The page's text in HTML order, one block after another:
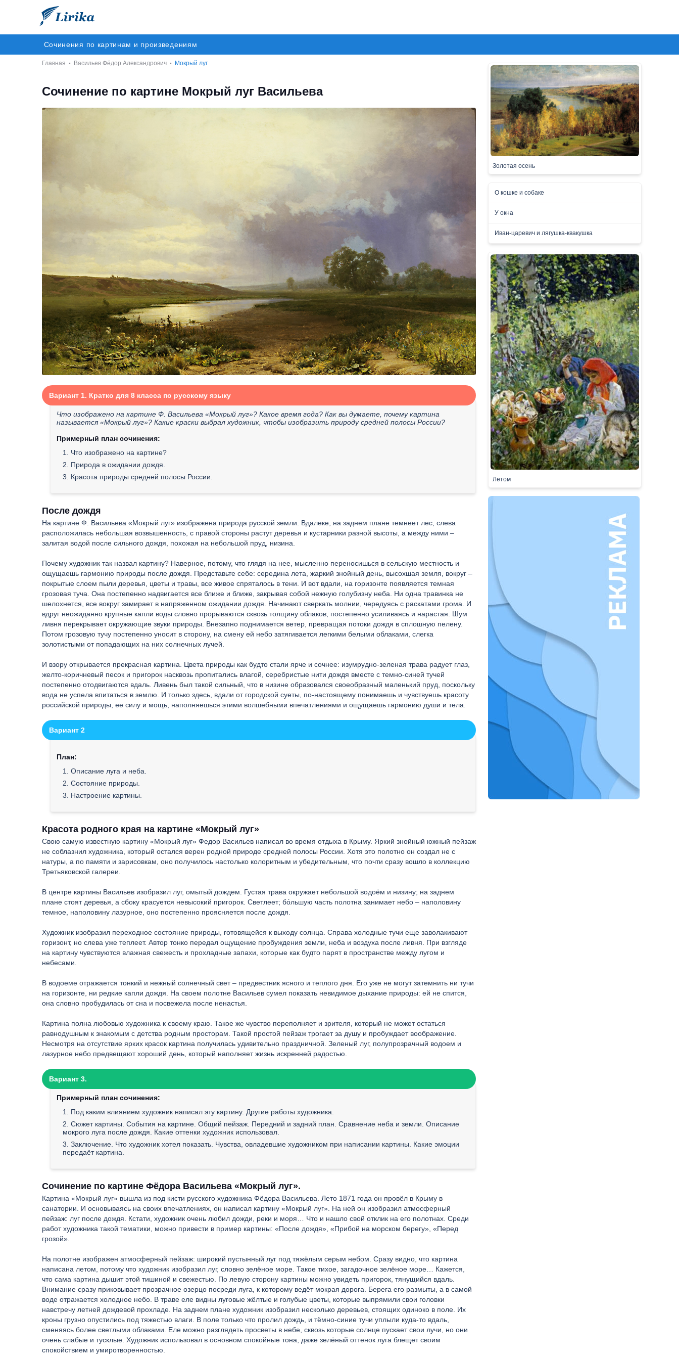
Сочинения по картинам и произведениям
Главная Васильев Фёдор Александрович Мокрый луг
Сочинение по картине Мокрый луг Васильева
Вариант 1. Кратко для 8 класса по русскому языку
Что изображено на картине Ф. Васильева «Мокрый луг»? Какое время года? Как вы думаете, почему картина
называется «Мокрый луг»? Какие краски выбрал художник, чтобы изобразить природу средней полосы России?
Примерный план сочинения:
1. Что изображено на картине?
2. Природа в ожидании дождя.
3. Красота природы средней полосы России.
После дождя
На картине Ф. Васильева «Мокрый луг» изображена природа русской земли. Вдалеке, на заднем плане темнеет лес, слева
расположилась небольшая возвышенность, с правой стороны растут деревья и кустарники разной высоты, а между ними –
залитая водой после сильного дождя, похожая на небольшой пруд, низина.
Почему художник так назвал картину? Наверное, потому, что глядя на нее, мысленно переносишься в сельскую местность и
ощущаешь гармонию природы после дождя. Представьте себе: середина лета, жаркий знойный день, высохшая земля, вокруг –
покрытые слоем пыли деревья, цветы и травы, все живое спряталось в тени. И вот вдали, на горизонте появляется темная
грозовая туча. Она постепенно надвигается все ближе и ближе, закрывая собой нежную голубизну неба. Ни одна травинка не
шелохнется, все вокруг замирает в напряженном ожидании дождя. Начинают сверкать молнии, чередуясь с раскатами грома. И
вдруг неожиданно крупные капли воды словно прорываются сквозь толщину облаков, постепенно усиливаясь и нарастая. Шум
ливня перекрывает окружающие звуки природы. Внезапно поднимается ветер, превращая потоки дождя в сплошную пелену.
Потом грозовую тучу постепенно уносит в сторону, на смену ей небо затягивается легкими белыми облаками, слегка
золотистыми от попадающих на них солнечных лучей.
И взору открывается прекрасная картина. Цвета природы как будто стали ярче и сочнее: изумрудно-зеленая трава радует глаз,
желто-коричневый песок и пригорок насквозь пропитались влагой, серебристые нити дождя вместе с темно-синей тучей
постепенно отодвигаются вдаль. Ливень был такой сильный, что в низине образовался своеобразный маленький пруд, поскольку
вода не успела впитаться в землю. И только здесь, вдали от городской суеты, по-настоящему понимаешь и чувствуешь красоту
российской природы, ее силу и мощь, наполняешься этими волшебными впечатлениями и ощущаешь гармонию души и тела.
Вариант 2
План:
1. Описание луга и неба.
2. Состояние природы.
3. Настроение картины.
Красота родного края на картине «Мокрый луг»
Свою самую известную картину «Мокрый луг» Федор Васильев написал во время отдыха в Крыму. Яркий знойный южный пейзаж
не соблазнил художника, который остался верен родной природе средней полосы России. Хотя это полотно он создал не с
натуры, а по памяти и зарисовкам, оно получилось настолько колоритным и убедительным, что почти сразу вошло в коллекцию
Третьяковской галереи.
В центре картины Васильев изобразил луг, омытый дождем. Густая трава окружает небольшой водоём и низину; на заднем
плане стоят деревья, а сбоку красуется невысокий пригорок. Светлеет; бо́льшую часть полотна занимает небо – наполовину
темное, наполовину лазурное, оно постепенно проясняется после дождя.
Художник изобразил переходное состояние природы, готовящейся к выходу солнца. Справа холодные тучи еще заволакивают
горизонт, но слева уже теплеет. Автор тонко передал ощущение пробуждения земли, неба и воздуха после ливня. При взгляде
на картину чувствуются влажная свежесть и прохладные запахи, которые как будто парят в пространстве между лугом и
небесами.
В водоеме отражается тонкий и нежный солнечный свет – предвестник ясного и теплого дня. Его уже не могут затемнить ни тучи
на горизонте, ни редкие капли дождя. На своем полотне Васильев сумел показать невидимое дыхание природы: ей не спится,
она словно пробудилась от сна и посвежела после ненастья.
Картина полна любовью художника к своему краю. Такое же чувство переполняет и зрителя, который не может остаться
равнодушным к знакомым с детства родным просторам. Такой простой пейзаж трогает за душу и пробуждает воображение.
Несмотря на отсутствие ярких красок картина получилась удивительно праздничной. Зеленый луг, полупрозрачный водоем и
лазурное небо предвещают хороший день, который наполняет жизнь искренней радостью.
Вариант 3.
Примерный план сочинения:
1. Под каким влиянием художник написал эту картину. Другие работы художника.
2. Сюжет картины. События на картине. Общий пейзаж. Передний и задний план. Сравнение неба и земли. Описание
мокрого луга после дождя. Какие оттенки художник использовал.
3. Заключение. Что художник хотел показать. Чувства, овладевшие художником при написании картины. Какие эмоции
передаёт картина.
Сочинение по картине Фёдора Васильева «Мокрый луг».
Картина «Мокрый луг» вышла из под кисти русского художника Фёдора Васильева. Лето 1871 года он провёл в Крыму в
санатории. И основываясь на своих впечатлениях, он написал картину «Мокрый луг». На ней он изобразил атмосферный
пейзаж: луг после дождя. Кстати, художник очень любил дожди, реки и моря… Что и нашло свой отклик на его полотнах. Среди
работ художника такой тематики, можно привести в пример картины: «После дождя», «Прибой на морском берегу», «Перед
грозой».
На полотне изображен атмосферный пейзаж: широкий пустынный луг под тяжёлым серым небом. Сразу видно, что картина
написана летом, потому что художник изобразил луг, словно зелёное море. Такое тихое, загадочное зелёное море… Кажется,
что сама картина дышит этой тишиной и свежестью. По левую сторону картины можно увидеть пригорок, тянущийся вдаль.
Внимание сразу приковывает прозрачное озерцо посреди луга, к которому ведёт мокрая дорога. Берега его размыты, а в самой
воде отражается холодное небо. В траве еле видны луговые жёлтые и голубые цветы, которые выпрямили свои головки
навстречу летней дождевой прохладе. На заднем плане художник изобразил несколько деревьев, стоящих одиноко в поле. Их
кроны грузно опустились под тяжестью влаги. В поле только что пролил дождь, и тёмно-синие тучи уплыли куда-то вдаль,
сменяясь более светлыми облаками. Еле можно разглядеть просветы в небе, сквозь которые солнце пускает свои лучи, но они
очень слабые и тусклые. Художник использовал в основном спокойные тона, даже зелёный оттенок луга блещет своим
спокойствием и умиротворенностью.
Золотая осень
О кошке и собаке
У окна
Иван-царевич и лягушка-квакушка
Летом